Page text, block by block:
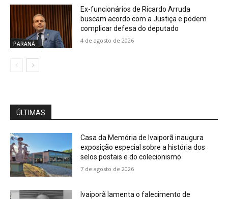
PARANÁ
Ex-funcionários de Ricardo Arruda
buscam acordo com a Justiça e podem
complicar defesa do deputado
4 de agosto de 2026
ÚLTIMAS
Casa da Memória de Ivaiporã inaugura
exposição especial sobre a história dos
selos postais e do colecionismo
7 de agosto de 2026
Ivaiporã lamenta o falecimento de